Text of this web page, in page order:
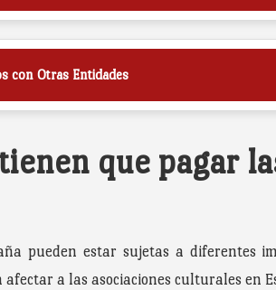
con Otras Entidades
que pagar
pueden estar sujetas a diferentes
a las asociaciones culturales en